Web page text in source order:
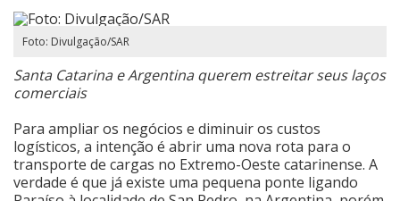
Classificados
Guia de Serviços
Anuncie
Foto: Divulgação/SAR
Santa Catarina e Argentina querem estreitar seus laços
comerciais
Para ampliar os negócios e diminuir os custos
logísticos, a intenção é abrir uma nova rota para o
transporte de cargas no Extremo-Oeste catarinense. A
verdade é que já existe uma pequena ponte ligando